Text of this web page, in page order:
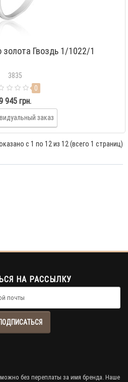
золота Гвоздь 1/1022/1
3835
0
945 грн.
заказ
с 1 по 12 из 12 (всего 1 страниц)
НА РАССЫЛКУ
без переплаты за имя бренда. Наше